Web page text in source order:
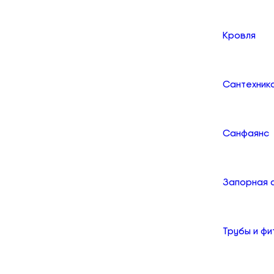
Кровля
Санфаянс
Запорная
Трубы и